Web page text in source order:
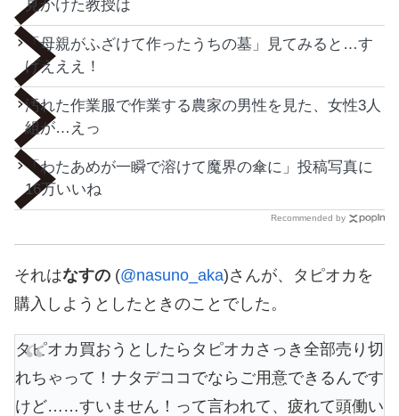
見かけた教授は
「母親がふざけて作ったうちの墓」見てみると…す
げえええ！
汚れた作業服で作業する農家の男性を見た、女性3人
組が…えっ
「わたあめが一瞬で溶けて魔界の傘に」投稿写真に
16万いいね
Recommended by
それはなすの (@nasuno_aka)さんが、タピオカを
購入しようとしたときのことでした。
タピオカ買おうとしたらタピオカさっき全部売り切
れちゃって！ナタデココでならご用意できるんです
けど……すいません！って言われて、疲れて頭働い